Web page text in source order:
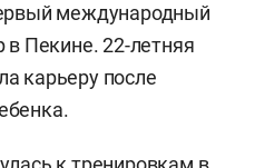
международный
в Пекине. 22-летняя
карьеру после